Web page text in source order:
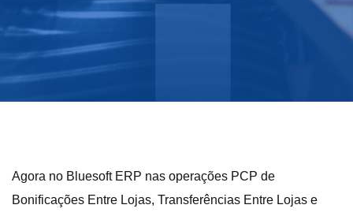
Agora no Bluesoft ERP nas operações PCP de
Bonificações Entre Lojas, Transferências Entre Lojas e